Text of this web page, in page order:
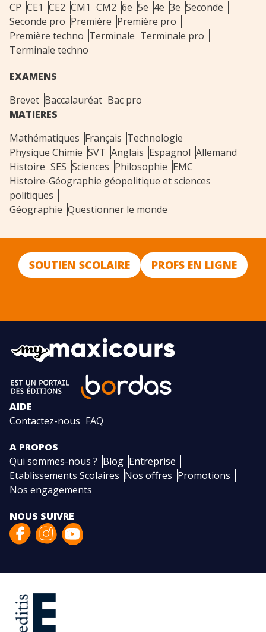
CP CE1 CE2 CM1 CM2 6e 5e 4e 3e Seconde
Seconde pro Première Première pro
Première techno Terminale Terminale pro
Terminale techno
EXAMENS
Brevet Baccalauréat Bac pro
MATIERES
Mathématiques Français Technologie
Physique Chimie SVT Anglais Espagnol Allemand
Histoire SES Sciences Philosophie EMC
Histoire-Géographie géopolitique et sciences
politiques
Géographie Questionner le monde
SOUTIEN SCOLAIRE PROFS EN LIGNE
AIDE
Contactez-nous FAQ
A PROPOS
Qui sommes-nous ? Blog Entreprise
Etablissements Scolaires Nos offres Promotions
Nos engagements
NOUS SUIVRE